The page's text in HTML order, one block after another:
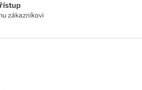
zákazníkovi